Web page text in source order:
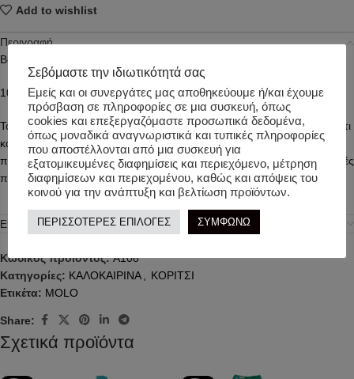
Add to wishlist
Περιγραφή
Βαμβακερό Φανελάκι με υπέροχο μήνυμα “One World, One Love”!
100% Org Co
Το συγκεκριμένο προϊόν διαθέτει πιστοποίηση GOTS, που σημαίνει ότι
κατασκευάστηκε από οργανικές πρώτες ύλες και η διαδικασία
παραγωγής του βασίστηκε σε αυστηρές περιβαλλοντικές και κοινωνικές
προϋποθέσεις.
Επιπλέον πληροφορίες
Κωδικός προϊόντος:A108
Κατηγορίες: ΚΑΛΟΚΑΙΡΙΝΑ, ΚΟΡΙΤΣΙ
Ετικέτα: MOLO
Share:
Σχετικά προϊόντα
Σεβόμαστε την ιδιωτικότητά σας
Εμείς και οι συνεργάτες μας αποθηκεύουμε ή/και έχουμε
πρόσβαση σε πληροφορίες σε μια συσκευή, όπως
cookies και επεξεργαζόμαστε προσωπικά δεδομένα,
όπως μοναδικά αναγνωριστικά και τυπικές πληροφορίες
που αποστέλλονται από μια συσκευή για
εξατομικευμένες διαφημίσεις και περιεχόμενο, μέτρηση
διαφημίσεων και περιεχομένου, καθώς και απόψεις του
κοινού για την ανάπτυξη και βελτίωση προϊόντων.
ΠΕΡΙΣΣΟΤΕΡΕΣ ΕΠΙΛΟΓΕΣ ΣΥΜΦΩΝΩ